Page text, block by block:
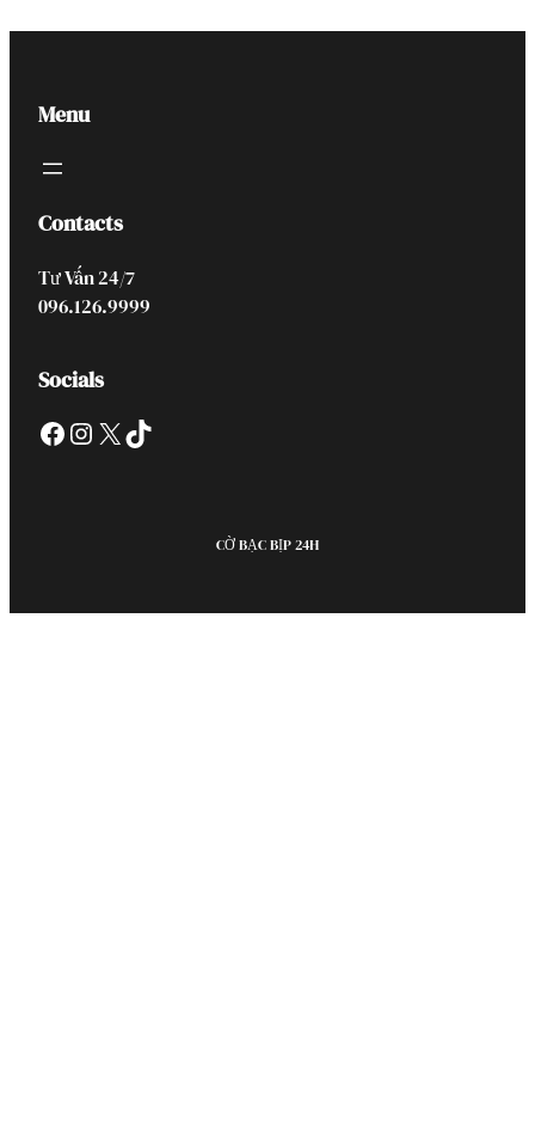
Menu
Contacts
Tư Vấn 24/7
096.126.9999
Socials
Facebook Instagram X TikTok
CỜ BẠC BỊP 24H